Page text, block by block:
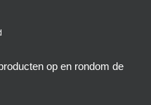
op en rondom de